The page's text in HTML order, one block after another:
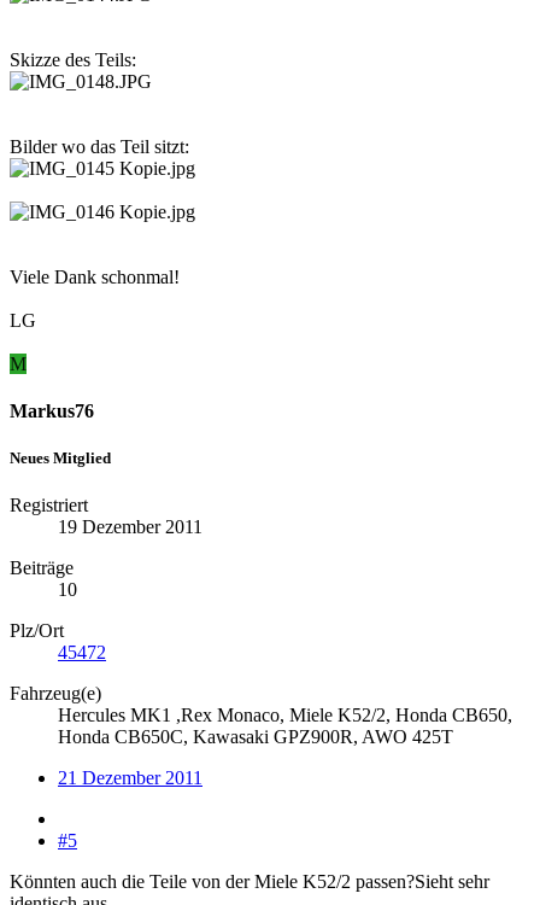
Skizze des Teils:
Bilder wo das Teil sitzt:
Viele Dank schonmal!
LG
M
Markus76
Neues Mitglied
Registriert
19 Dezember 2011
Beiträge
10
Plz/Ort
45472
Fahrzeug(e)
Hercules MK1 ,Rex Monaco, Miele K52/2, Honda CB650,
Honda CB650C, Kawasaki GPZ900R, AWO 425T
21 Dezember 2011
#5
Könnten auch die Teile von der Miele K52/2 passen?Sieht sehr